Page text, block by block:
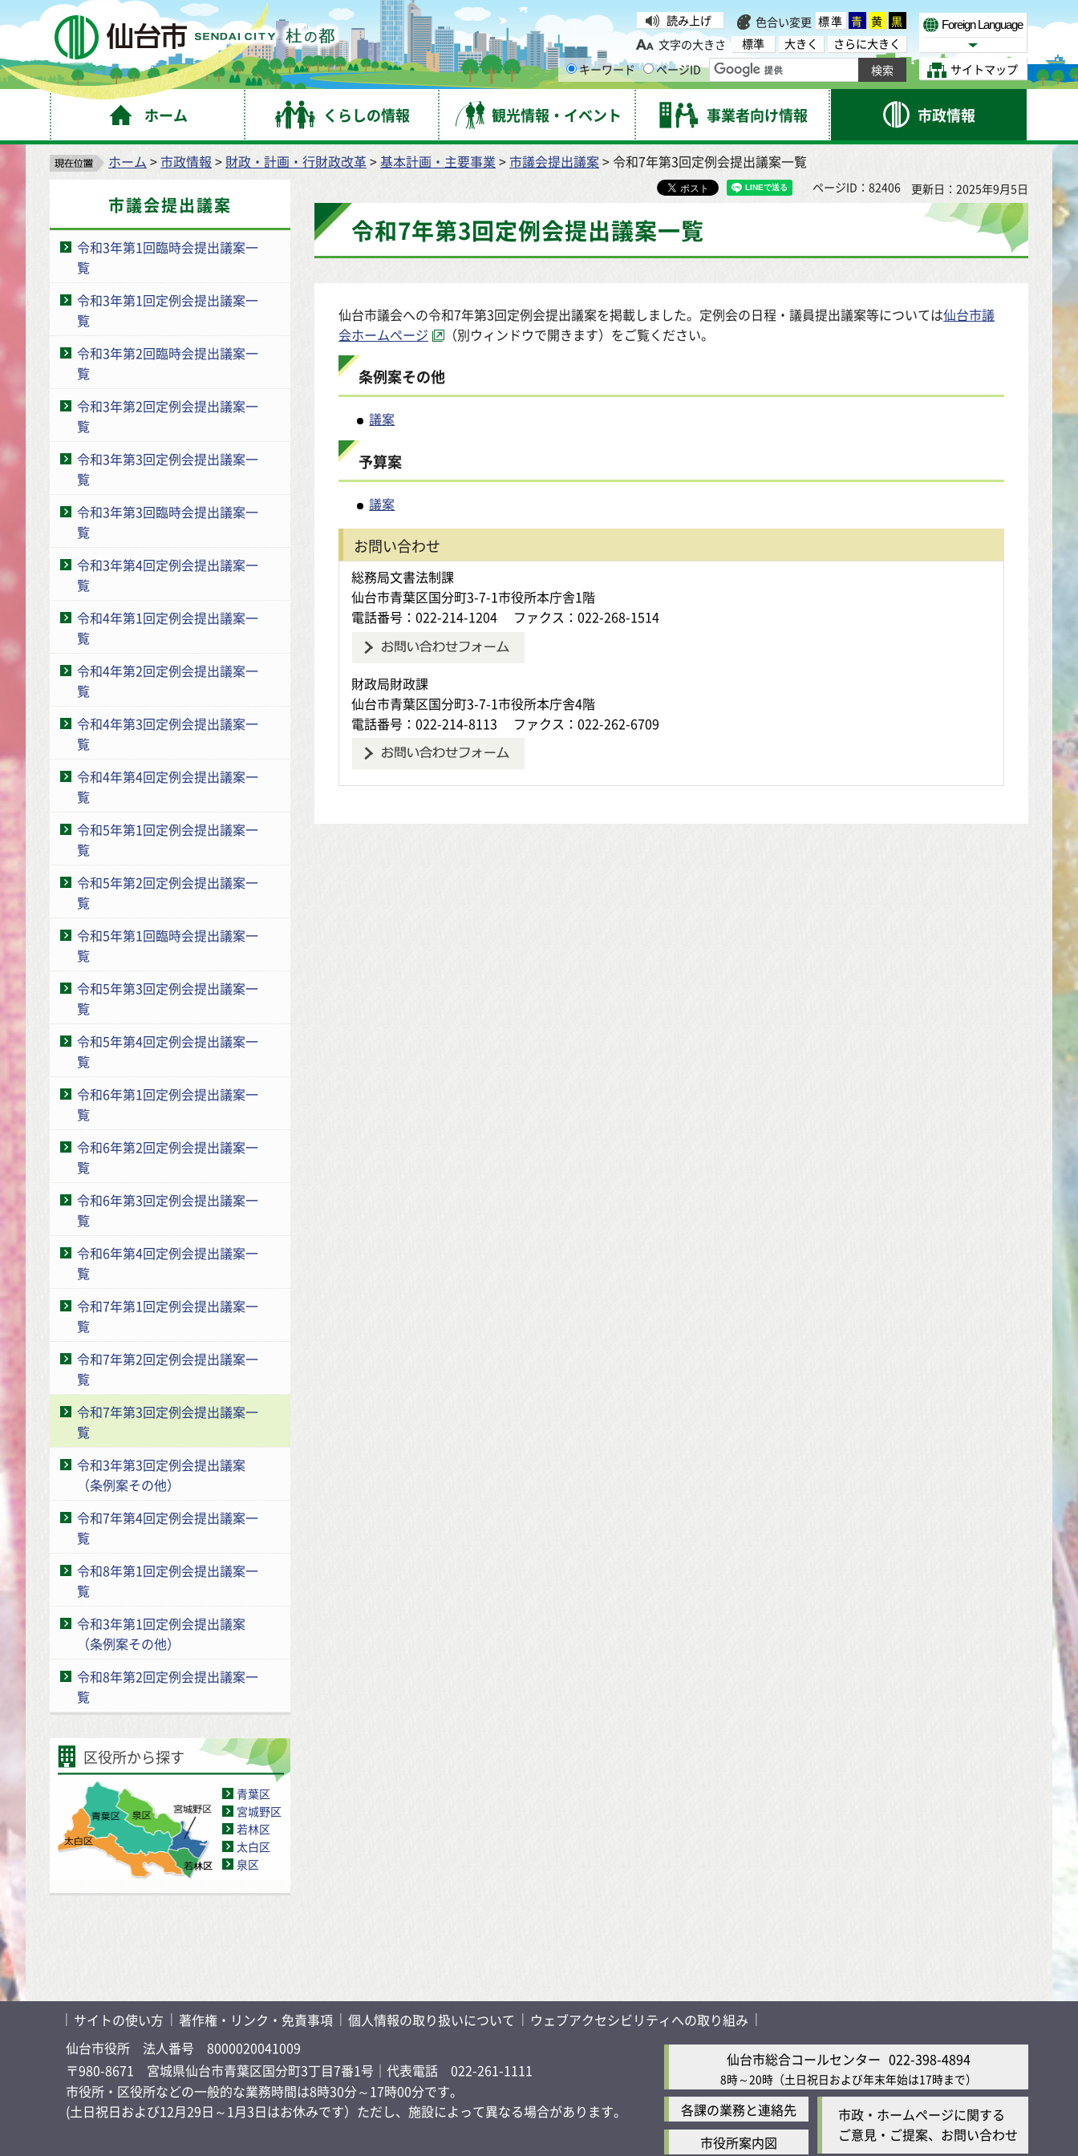
仙台市 読み上げ 色合い変更 標準 青 黄 黒
文字の大きさ
標準 大きく
さらに大きく
キーワード
ページID
Foreign Language
Select Language
サイトマップ
ホーム くらしの情報 観光情報・イベント 事業者向け情報 市政情報
ホーム >市政情報 > 財政・計画・行財政改革>基本計画・主要事業 >市議会提出議案 > 令和7年第3回定例会提出議案一覧
市議会提出議案
令和3年第1回臨時会提出議案一
覧
令和3年第1回定例会提出議案一
覧
令和3年第2回臨時会提出議案一
覧
令和3年第2回定例会提出議案一
覧
令和3年第3回定例会提出議案一
覧
令和3年第3回臨時会提出議案一
覧
令和3年第4回定例会提出議案一
覧
令和4年第1回定例会提出議案一
覧
令和4年第2回定例会提出議案一
覧
令和4年第3回定例会提出議案一
覧
令和4年第4回定例会提出議案一
覧
令和5年第1回定例会提出議案一
覧
令和5年第2回定例会提出議案一
覧
令和5年第1回臨時会提出議案一
覧
令和5年第3回定例会提出議案一
覧
令和5年第4回定例会提出議案一
覧
令和6年第1回定例会提出議案一
覧
令和6年第2回定例会提出議案一
覧
令和6年第3回定例会提出議案一
覧
令和6年第4回定例会提出議案一
覧
令和7年第1回定例会提出議案一
覧
令和7年第2回定例会提出議案一
覧
令和7年第3回定例会提出議案一
覧
令和3年第3回定例会提出議案
（条例案その他）
令和7年第4回定例会提出議案一
覧
令和8年第1回定例会提出議案一
覧
令和3年第1回定例会提出議案
（条例案その他）
令和8年第2回定例会提出議案一
覧
区役所から探す
青葉区
宮城野区
若林区
太白区
泉区
ページID：82406 更新日：2025年9月5日
令和7年第3回定例会提出議案一覧
仙台市議会への令和7年第3回定例会提出議案を掲載しました。定例会の日程・議員提出議案等については仙台市議
会ホームページ
（別ウィンドウで開きます）をご覧ください。
条例案その他
議案
予算案
議案
お問い合わせ
総務局文書法制課
仙台市青葉区国分町3-7-1市役所本庁舎1階
電話番号：022-214-1204
ファクス：022-268-1514
財政局財政課
仙台市青葉区国分町3-7-1市役所本庁舎4階
電話番号：022-214-8113
ファクス：022-262-6709
サイトの使い方 著作権・リンク・免責事項 個人情報の取り扱いについて
ウェブアクセシビリティへの取り組み
仙台市役所 法人番号 8000020041009
〒980-8671 宮城県仙台市青葉区国分町3丁目7番1号 ｜代表電話 022-261-1111
市役所・区役所などの一般的な業務時間は8時30分～17時00分です。
(土日祝日および12月29日～1月3日はお休みです）ただし、施設によって異なる場合があります。
仙台市総合コールセンター 022-398-4894
8時～20時 （土日祝日および年末年始は17時まで）
各課の業務と連絡先
市役所案内図
市政・ホームページに関する
ご意見・ご提案、お問い合わせ